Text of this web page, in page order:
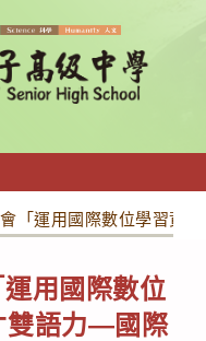
「運用國際數位學習資
用國際數位
雙語力—國際